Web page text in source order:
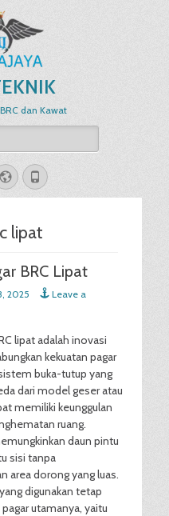
dan Kawat
WebsitePhone
lipat
BRC Lipat
2025
Leave a
lipat adalah inovasi
kekuatan pagar
buka-tutup yang
dari model geser atau
memiliki keunggulan
ruang.
daun pintu
sisi tanpa
area dorong yang luas.
digunakan tetap
utamanya, yaitu